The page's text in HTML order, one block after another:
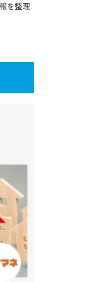
を整理